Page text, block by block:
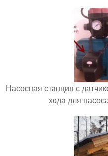
Насосная станция с
хода для